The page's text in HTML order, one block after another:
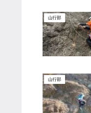
山行部
山行部